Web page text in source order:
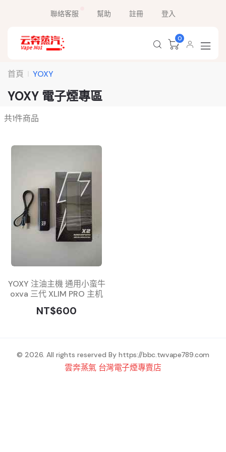
聯絡客服 幫助 註冊 登入
0
首頁 YOXY
YOXY 電子煙專區
共1件商品
YOXY 注油主機 通用小蛮牛
oxva 三代 XLIM PRO 主机
NT$600
© 2026. All rights reserved By https://bbc.twvape789.com
雲奔蒸氣 台灣電子煙專賣店